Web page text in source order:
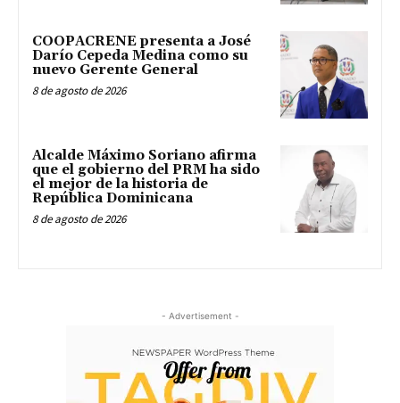
COOPACRENE presenta a José
Darío Cepeda Medina como su
nuevo Gerente General
8 de agosto de 2026
Alcalde Máximo Soriano afirma
que el gobierno del PRM ha sido
el mejor de la historia de
República Dominicana
8 de agosto de 2026
- Advertisement -